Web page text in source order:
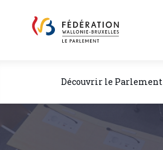
Découvrir le Parlement